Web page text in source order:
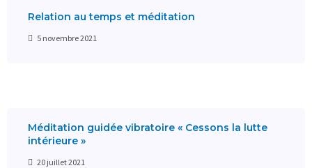
Relation au temps et méditation
5 novembre 2021
Méditation guidée vibratoire « Cessons la lutte
intérieure »
20 juillet 2021